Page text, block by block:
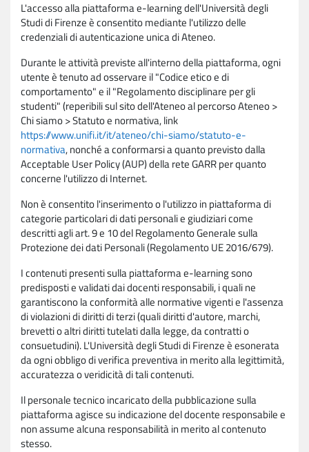
L'accesso alla piattaforma e-learning dell'Università degli
Studi di Firenze è consentito mediante l'utilizzo delle
credenziali di autenticazione unica di Ateneo.
Durante le attività previste all'interno della piattaforma, ogni
utente è tenuto ad osservare il "Codice etico e di
comportamento" e il "Regolamento disciplinare per gli
studenti" (reperibili sul sito dell'Ateneo al percorso Ateneo >
Chi siamo > Statuto e normativa, link
https://www.unifi.it/it/ateneo/chi-siamo/statuto-e-
normativa, nonché a conformarsi a quanto previsto dalla
Acceptable User Policy (AUP) della rete GARR per quanto
concerne l'utilizzo di Internet.
Non è consentito l'inserimento o l'utilizzo in piattaforma di
categorie particolari di dati personali e giudiziari come
descritti agli art. 9 e 10 del Regolamento Generale sulla
Protezione dei dati Personali (Regolamento UE 2016/679).
I contenuti presenti sulla piattaforma e-learning sono
predisposti e validati dai docenti responsabili, i quali ne
garantiscono la conformità alle normative vigenti e l'assenza
di violazioni di diritti di terzi (quali diritti d'autore, marchi,
brevetti o altri diritti tutelati dalla legge, da contratti o
consuetudini). L'Università degli Studi di Firenze è esonerata
da ogni obbligo di verifica preventiva in merito alla legittimità,
accuratezza o veridicità di tali contenuti.
Il personale tecnico incaricato della pubblicazione sulla
piattaforma agisce su indicazione del docente responsabile e
non assume alcuna responsabilità in merito al contenuto
stesso.